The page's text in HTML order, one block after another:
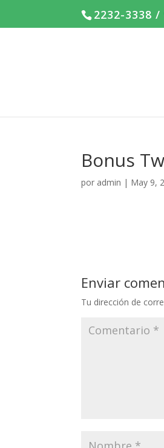
2232-3338 /
Bonus
por admin | May 9,
Enviar
Tu dirección de